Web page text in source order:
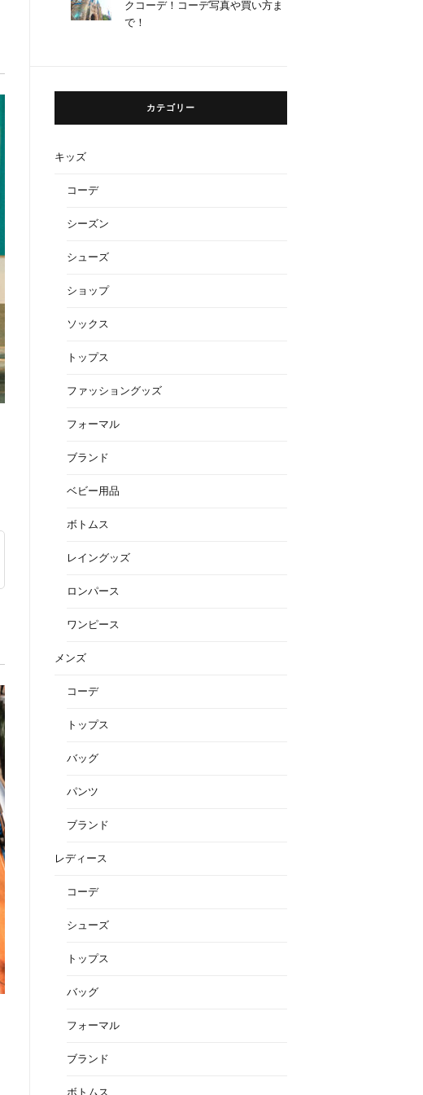
クコーデ！コーデ写真や買い方ま
で！
カテゴリー
キッズ
コーデ
シーズン
シューズ
ショップ
ソックス
トップス
ファッショングッズ
フォーマル
ブランド
ベビー用品
ボトムス
レイングッズ
ロンパース
ワンピース
メンズ
コーデ
トップス
バッグ
パンツ
ブランド
レディース
コーデ
シューズ
トップス
バッグ
フォーマル
ブランド
ボトムス